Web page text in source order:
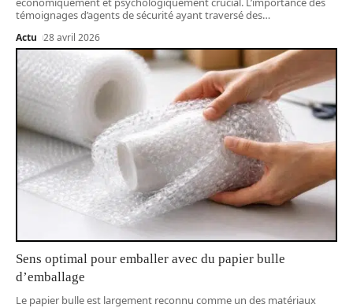
témoignages d’agents de sécurité ayant traversé des…
Actu 28 avril 2026
Sens optimal pour emballer avec du papier bulle
d’emballage
Le papier bulle est largement reconnu comme un des matériaux